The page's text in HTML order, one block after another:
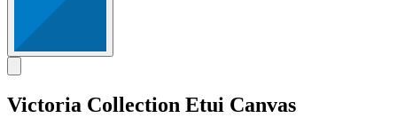
Victoria Collection Etui Canvas